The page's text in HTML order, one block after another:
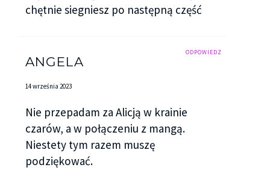
chętnie siegniesz po następną część
ODPOWIEDZ
ANGELA
14 września 2023
Nie przepadam za Alicją w krainie
czarów, a w połączeniu z mangą.
Niestety tym razem muszę
podziękować.